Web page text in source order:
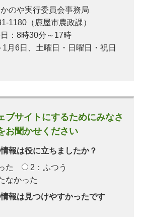
のや実行委員会事務局
1180（鹿屋市農政課）
：8時30分～17時
1月6日、土曜日・日曜日・祝日
ブサイトにするためにみなさ
お聞かせください
報は役に立ちましたか？
た
2：ふつう
なかった
報は見つけやすかったです